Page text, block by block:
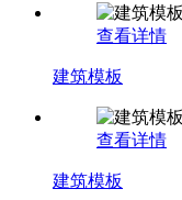
查看详情
建筑模板
查看详情
建筑模板